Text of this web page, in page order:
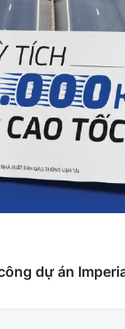
dự án